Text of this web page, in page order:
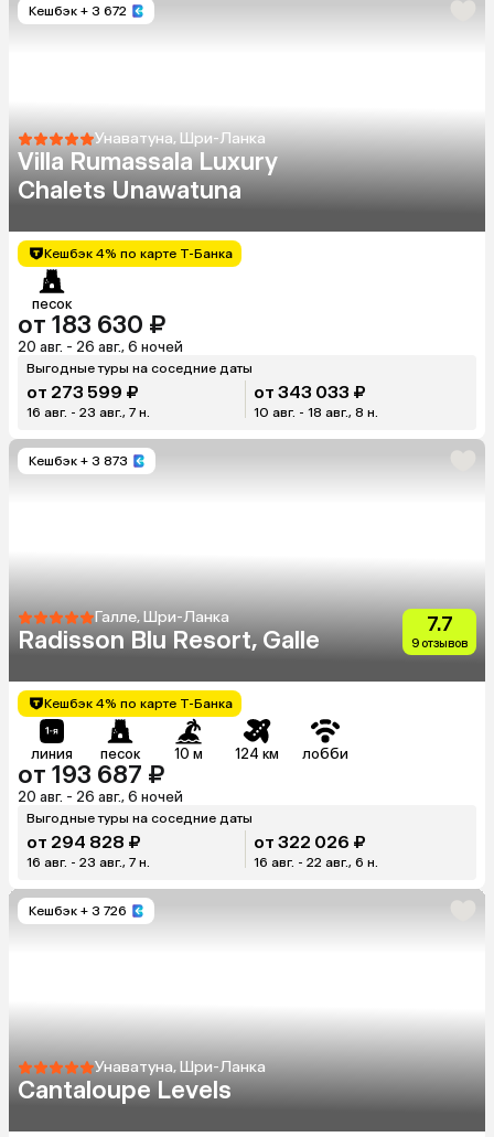
Кешбэк + 3 672
Унаватуна, Шри-Ланка
Villa Rumassala Luxury
Chalets Unawatuna
Кешбэк 4% по карте Т-Банка
песок
от 183 630 ₽
20 авг. - 26 авг., 6 ночей
Выгодные туры на соседние даты
от 273 599 ₽
16 авг. - 23 авг., 7 н.
от 343 033 ₽
10 авг. - 18 авг., 8 н.
Кешбэк + 3 873
Галле, Шри-Ланка
Radisson Blu Resort, Galle
7.7
9 отзывов
Кешбэк 4% по карте Т-Банка
линия песок 10 м 124 км лобби
от 193 687 ₽
20 авг. - 26 авг., 6 ночей
Выгодные туры на соседние даты
от 294 828 ₽
16 авг. - 23 авг., 7 н.
от 322 026 ₽
16 авг. - 22 авг., 6 н.
Кешбэк + 3 726
Унаватуна, Шри-Ланка
Cantaloupe Levels